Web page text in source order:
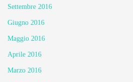
Settembre 2016
Giugno 2016
Maggio 2016
Aprile 2016
Marzo 2016